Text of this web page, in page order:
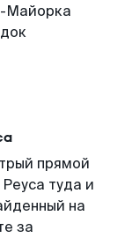
Майорка
прямой
туда и
на
за